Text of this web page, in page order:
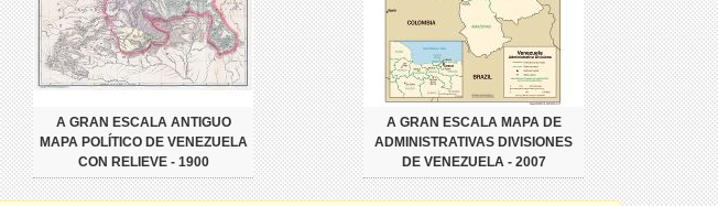
A GRAN ESCALA ANTIGUO
MAPA POLÍTICO DE VENEZUELA
CON RELIEVE - 1900
A GRAN ESCALA MAPA DE
ADMINISTRATIVAS DIVISIONES
DE VENEZUELA - 2007